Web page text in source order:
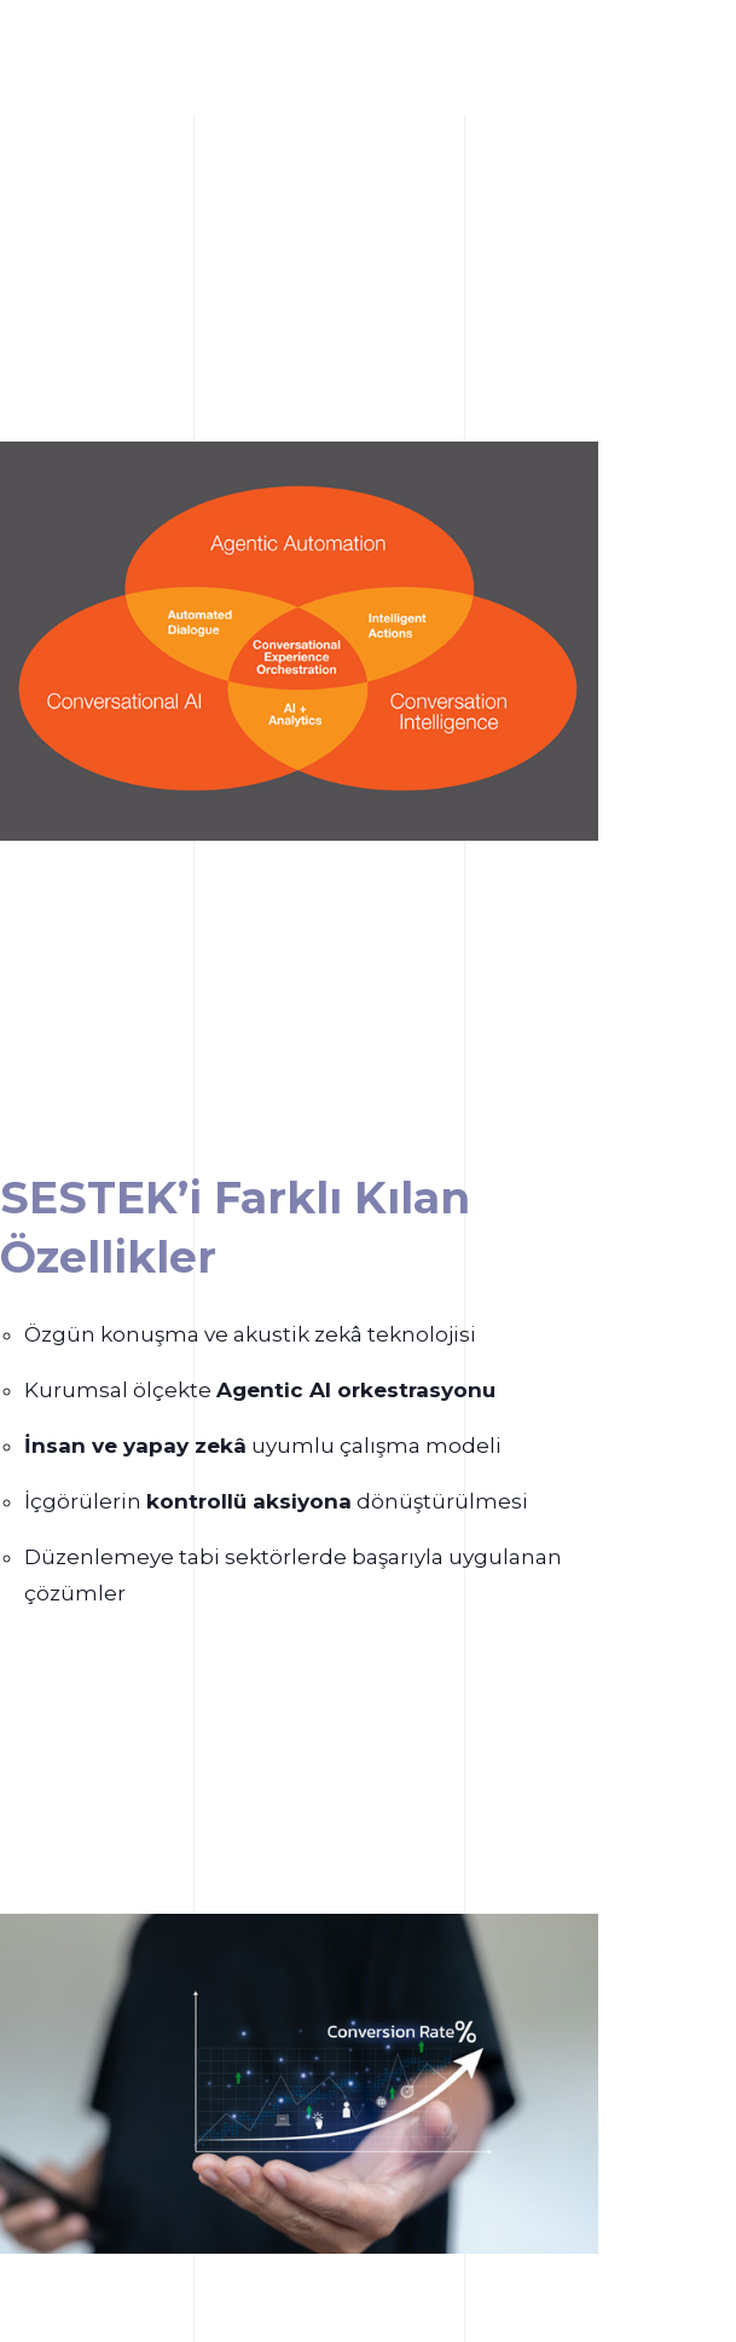
SESTEK’i Farklı Kılan
Özellikler
Özgün konuşma ve akustik zekâ teknolojisi
Kurumsal ölçekte Agentic AI orkestrasyonu
İnsan ve yapay zekâ uyumlu çalışma modeli
İçgörülerin kontrollü aksiyona dönüştürülmesi
Düzenlemeye tabi sektörlerde başarıyla uygulanan
çözümler